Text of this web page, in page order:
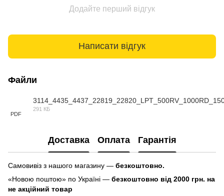
Додайте перший відгук
Написати відгук
Файли
PDF
291 КБ
Доставка Оплата Гарантія
Самовивіз з нашого магазину — безкоштовно.
«Новою поштою» по Україні — безкоштовно від 2000 грн. на
не акційний товар